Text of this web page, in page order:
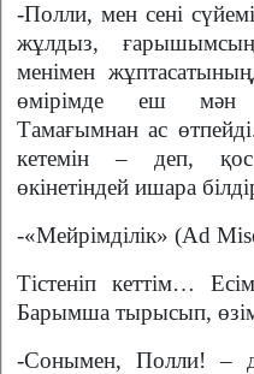
-Полли, мен сені
жұлдыз,
менімен
өмірімде еш мән
Тамағымнан ас
кетемін – деп,
өкінетіндей ишара
-«Мейрімділік» (Ad
Тістеніп
кеттім…
Барымша тырысып,
-Сонымен, Полли! –